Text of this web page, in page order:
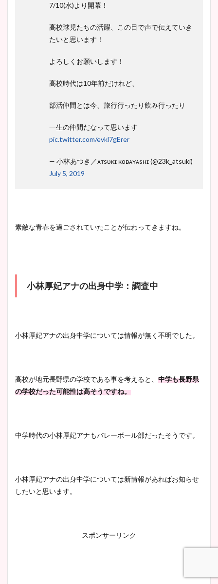
7/10(水)より開幕！
高校球児たちの活躍、この目で声で伝えていき
たいと思います！
よろしくお願いします！
高校時代は10年前だけれど、
部活仲間とは今、旅行行ったり飲み行ったり
一生の仲間だなって思います
pic.twitter.com/evkl7gErer
— 小林あつき／ᴀᴛsᴜᴋɪ ᴋᴏʙᴀʏᴀsʜɪ (@23k_atsuki)
July 5, 2019
素敵な青春を過ごされていたことが伝わってきますね。
小林厚妃アナの出身中学：調査中
小林厚妃アナの出身中学については情報が無く不明でした。
高校が地元長野県の学校である事を考えると、 中学も長野県
の学校だった可能性は高そうですね。
中学時代の小林厚妃アナもバレーボール部だったそうです。
小林厚妃アナの出身中学については新情報があればお知らせ
したいと思います。
スポンサーリンク